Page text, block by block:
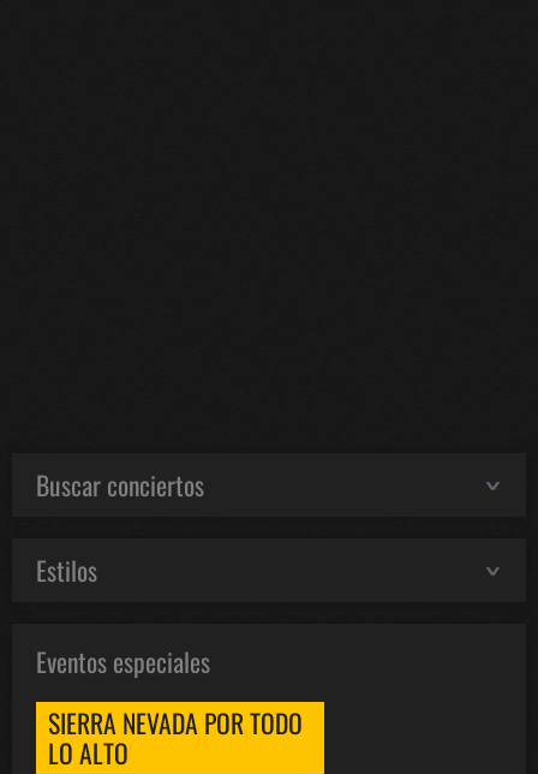
Buscar conciertos
Estilos
Eventos especiales
SIERRA NEVADA POR TODO
LO ALTO